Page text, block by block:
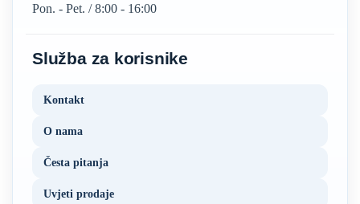
Pon. - Pet. / 8:00 - 16:00
Služba za korisnike
Kontakt
O nama
Česta pitanja
Uvjeti prodaje